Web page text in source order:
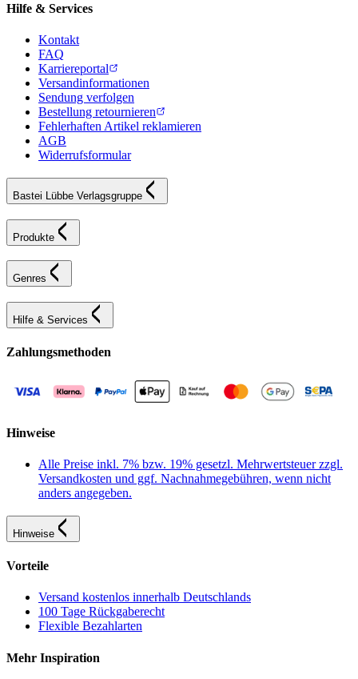
Hilfe & Services
Kontakt
FAQ
Karriereportal
Versandinformationen
Sendung verfolgen
Bestellung retournieren
Fehlerhaften Artikel reklamieren
AGB
Widerrufsformular
Bastei Lübbe Verlagsgruppe
Produkte
Genres
Hilfe & Services
Zahlungsmethoden
Hinweise
Alle Preise inkl. 7% bzw. 19% gesetzl. Mehrwertsteuer zzgl.
Versandkosten und ggf. Nachnahmegebühren, wenn nicht
anders angegeben.
Hinweise
Vorteile
Versand kostenlos innerhalb Deutschlands
100 Tage Rückgaberecht
Flexible Bezahlarten
Mehr Inspiration